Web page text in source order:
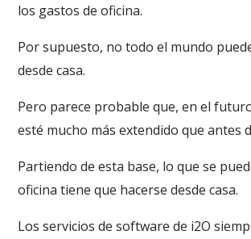
los gastos de oficina.
Por supuesto, no todo el mundo
desde casa.
Pero parece probable que, en el
esté mucho más extendido que antes
Partiendo de esta base, lo que se
oficina tiene que hacerse desde casa.
Los servicios de software de i2O